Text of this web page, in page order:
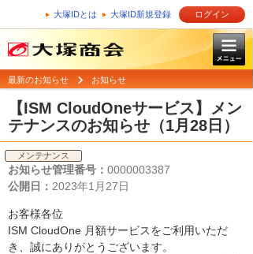
大塚IDとは 大塚ID新規登録 ログイン
最新のお知らせ お知らせ
【ISM CloudOneサービス】メン
テナンスのお知らせ（1月28日）
メンテナンス
お知らせ管理番号： 0000003387
公開日： 2023年1月27日
お客様各位
ISM CloudOne 月額サービスをご利用いただ
き、誠にありがとうございます。